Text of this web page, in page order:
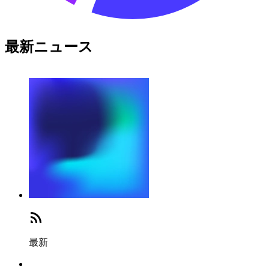
最新ニュース
最新